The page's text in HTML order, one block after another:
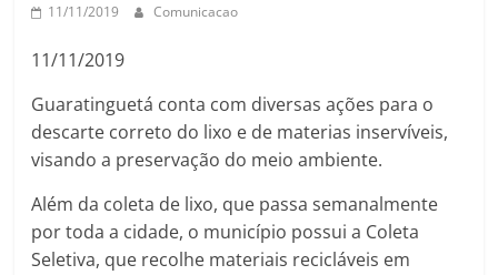
11/11/2019 Comunicacao
11/11/2019
Guaratinguetá conta com diversas ações para o
descarte correto do lixo e de materias inservíveis,
visando a preservação do meio ambiente.
Além da coleta de lixo, que passa semanalmente
por toda a cidade, o município possui a Coleta
Seletiva, que recolhe materiais recicláveis em